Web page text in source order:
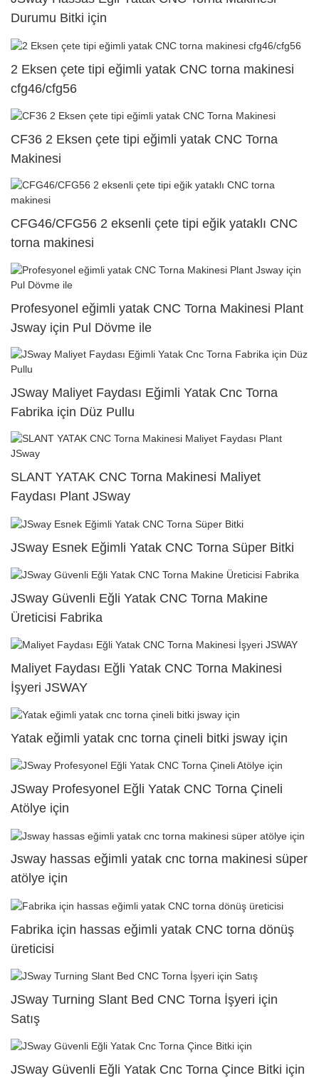
Durumu Bitki için
2 Eksen çete tipi eğimli yatak CNC torna makinesi
cfg46/cfg56
CF36 2 Eksen çete tipi eğimli yatak CNC Torna
Makinesi
CFG46/CFG56 2 eksenli çete tipi eğik yataklı CNC
torna makinesi
Profesyonel eğimli yatak CNC Torna Makinesi Plant
Jsway için Pul Dövme ile
JSway Maliyet Faydası Eğimli Yatak Cnc Torna
Fabrika için Düz Pullu
SLANT YATAK CNC Torna Makinesi Maliyet
Faydası Plant JSway
JSway Esnek Eğimli Yatak CNC Torna Süper Bitki
JSway Güvenli Eğli Yatak CNC Torna Makine
Üreticisi Fabrika
Maliyet Faydası Eğli Yatak CNC Torna Makinesi
İşyeri JSWAY
Yatak eğimli yatak cnc torna çineli bitki jsway için
JSway Profesyonel Eğli Yatak CNC Torna Çineli
Atölye için
Jsway hassas eğimli yatak cnc torna makinesi süper
atölye için
Fabrika için hassas eğimli yatak CNC torna dönüş
üreticisi
JSway Turning Slant Bed CNC Torna İşyeri için
Satış
JSway Güvenli Eğli Yatak Cnc Torna Çince Bitki için